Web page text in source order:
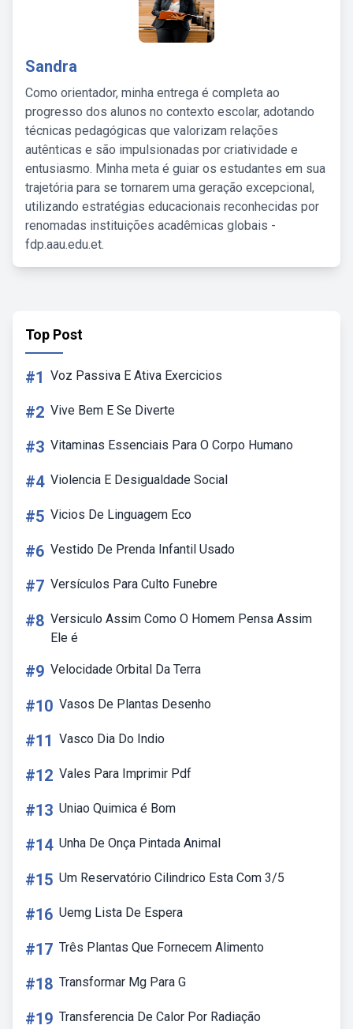
Sandra
Como orientador, minha entrega é completa ao
progresso dos alunos no contexto escolar, adotando
técnicas pedagógicas que valorizam relações
autênticas e são impulsionadas por criatividade e
entusiasmo. Minha meta é guiar os estudantes em sua
trajetória para se tornarem uma geração excepcional,
utilizando estratégias educacionais reconhecidas por
renomadas instituições acadêmicas globais -
fdp.aau.edu.et.
Top Post
#1 Voz Passiva E Ativa Exercicios
#2 Vive Bem E Se Diverte
#3 Vitaminas Essenciais Para O Corpo Humano
#4 Violencia E Desigualdade Social
#5 Vicios De Linguagem Eco
#6 Vestido De Prenda Infantil Usado
#7 Versículos Para Culto Funebre
#8 Versiculo Assim Como O Homem Pensa Assim
Ele é
#9 Velocidade Orbital Da Terra
#10 Vasos De Plantas Desenho
#11 Vasco Dia Do Indio
#12 Vales Para Imprimir Pdf
#13 Uniao Quimica é Bom
#14 Unha De Onça Pintada Animal
#15 Um Reservatório Cilindrico Esta Com 3/5
#16 Uemg Lista De Espera
#17 Três Plantas Que Fornecem Alimento
#18 Transformar Mg Para G
#19 Transferencia De Calor Por Radiação